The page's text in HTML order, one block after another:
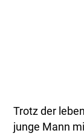
Trotz der
junge Mann